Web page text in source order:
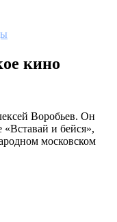
кино
Воробьев. Он
«Вставай и бейся»,
московском